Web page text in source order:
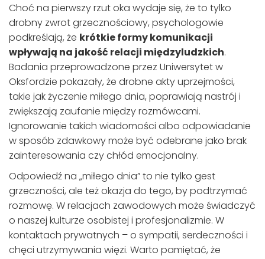
Choć na pierwszy rzut oka wydaje się, że to tylko
drobny zwrot grzecznościowy, psychologowie
podkreślają, że krótkie formy komunikacji
wpływają na jakość relacji międzyludzkich.
Badania przeprowadzone przez Uniwersytet w
Oksfordzie pokazały, że drobne akty uprzejmości,
takie jak życzenie miłego dnia, poprawiają nastrój i
zwiększają zaufanie między rozmówcami.
Ignorowanie takich wiadomości albo odpowiadanie
w sposób zdawkowy może być odebrane jako brak
zainteresowania czy chłód emocjonalny.
Odpowiedź na „miłego dnia” to nie tylko gest
grzeczności, ale też okazja do tego, by podtrzymać
rozmowę. W relacjach zawodowych może świadczyć
o naszej kulturze osobistej i profesjonalizmie. W
kontaktach prywatnych – o sympatii, serdeczności i
chęci utrzymywania więzi. Warto pamiętać, że